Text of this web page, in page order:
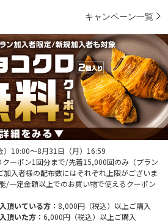
キャンペーン一覧
）10:00～8月31日（月）16:59
ーポン1回分まで/先着15,000回のみ（プラン
入者様の配布数にはそれぞれ上限がございま
/一定金額以上でのお買い物で使えるクーポン
頂いている方： 8,000円（税込）以上ご購入
頂いた方：6,000円（税込）以上ご購入